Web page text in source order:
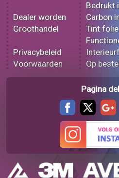
Dealer worden
Groothandel
Privacybeleid
Voorwaarden
Bedrukt
Carbon
Tint folie
Op
Pagina